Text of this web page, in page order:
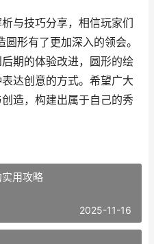
与技巧分享，相信玩家们
圆形有了更加深入的领会。
期的体验改进，圆形的绘
达创意的方式。希望广大
造，构建出属于自己的秀
用攻略
2025-11-16